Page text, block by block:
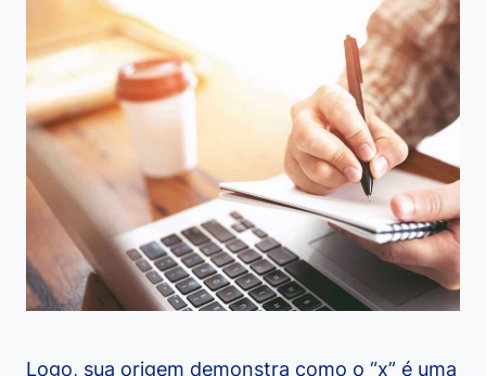
Logo, sua origem demonstra como o “x” é uma